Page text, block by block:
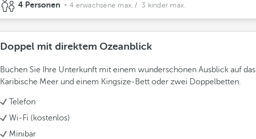
4 Personen 4 erwachsene max. / 3 kinder max.
Doppel mit direktem Ozeanblick
Buchen Sie Ihre Unterkunft mit einem wunderschönen Ausblick auf das
Karibische Meer und einem Kingsize-Bett oder zwei Doppelbetten.
Telefon
Wi-Fi (kostenlos)
Minibar